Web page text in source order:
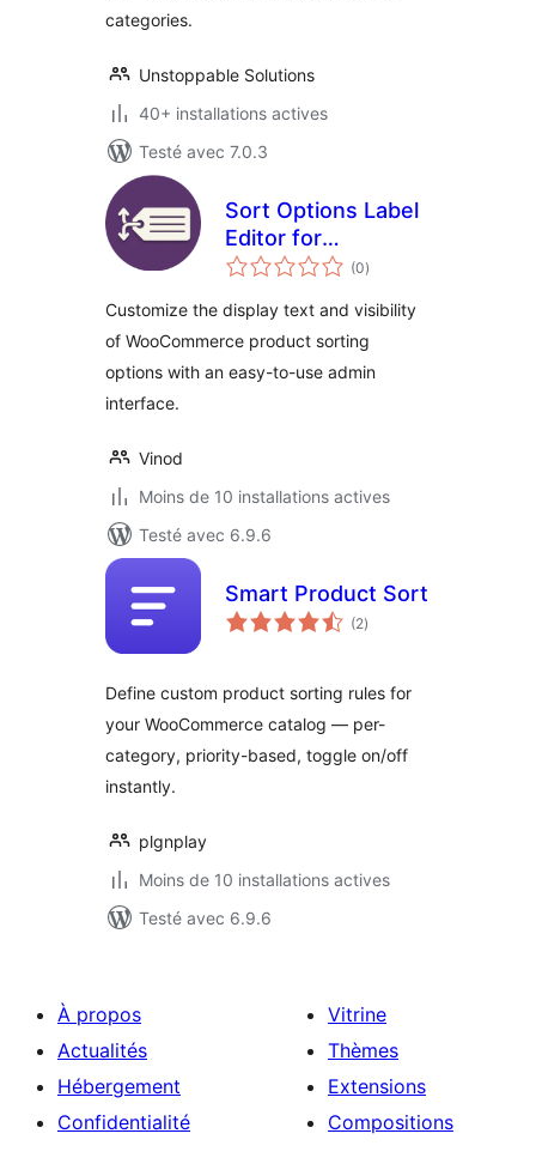
categories.
Unstoppable Solutions
40+ installations actives
Testé avec 7.0.3
Sort Options Label
Editor for
WooCommerce
(0notes
en
)
Customize the display text and visibility
of WooCommerce product sorting
options with an easy-to-use admin
interface.
Vinod
Moins de 10 installations actives
Testé avec 6.9.6
Smart Product Sort
(2notes
en
)
Define custom product sorting rules for
your WooCommerce catalog — per-
category, priority-based, toggle on/off
instantly.
plgnplay
Moins de 10 installations actives
Testé avec 6.9.6
À propos
Actualités
Hébergement
Confidentialité
Vitrine
Thèmes
Extensions
Compositions